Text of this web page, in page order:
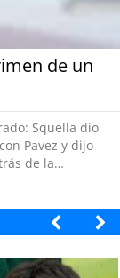
de un
Squella dio
Pavez y dijo
de la